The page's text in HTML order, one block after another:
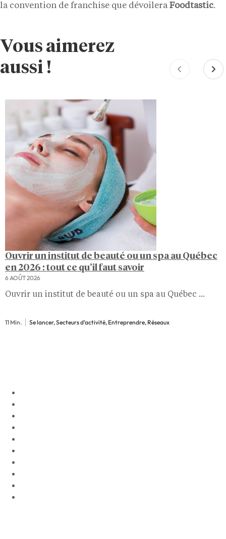
la convention de franchise que dévoilera Foodtastic.
Vous aimerez
aussi !
Ouvrir un institut de beauté ou un spa au Québec
en 2026 : tout ce qu’il faut savoir
6 AOÛT 2026
Ouvrir un institut de beauté ou un spa au Québec ...
11 Min. Se lancer, Secteurs d’activité, Entreprendre, Réseaux